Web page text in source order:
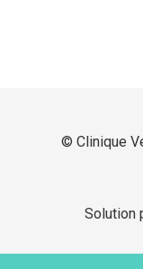
© Clinique
Solution